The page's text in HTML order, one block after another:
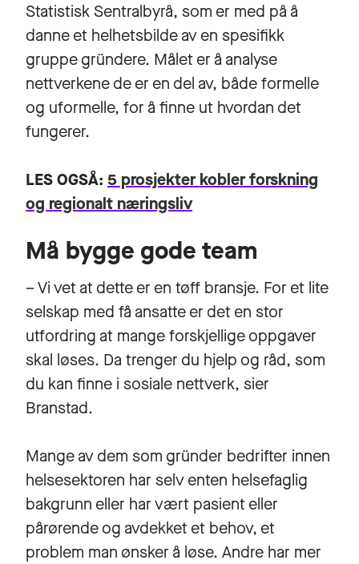
Statistisk Sentralbyrå, som er med på å
danne et helhetsbilde av en spesifikk
gruppe gründere. Målet er å analyse
nettverkene de er en del av, både formelle
og uformelle, for å finne ut hvordan det
fungerer.
LES OGSÅ: 5 prosjekter kobler forskning
og regionalt næringsliv
Må bygge gode team
– Vi vet at dette er en tøff bransje. For et lite
selskap med få ansatte er det en stor
utfordring at mange forskjellige oppgaver
skal løses. Da trenger du hjelp og råd, som
du kan finne i sosiale nettverk, sier
Branstad.
Mange av dem som gründer bedrifter innen
helsesektoren har selv enten helsefaglig
bakgrunn eller har vært pasient eller
pårørende og avdekket et behov, et
problem man ønsker å løse. Andre har mer